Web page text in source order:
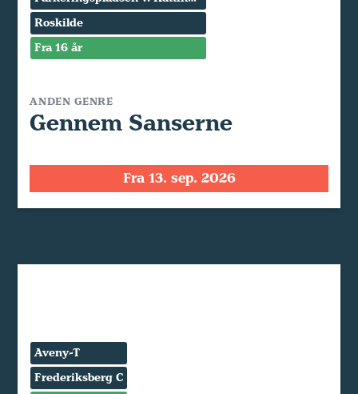
Roskilde
Fra 16 år
ANDEN GENRE
Gennem Sanserne
Fra 13. sep. 2026
Aveny-T
Frederiksberg C